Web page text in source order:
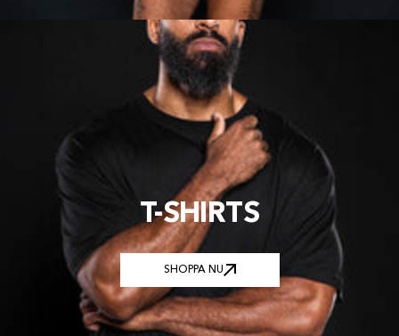
T-SHIRTS
SHOPPA NU